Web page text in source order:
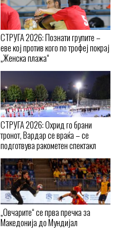
СТРУГА 2026: Познати групите –
еве кој против кого по трофеј покрај
„Женска плажа“
СТРУГА 2026: Охрид го брани
тронот, Вардар се враќа – се
подготвува ракометен спектакл
„Овчарите“ се прва пречка за
Македонија до Мундијал